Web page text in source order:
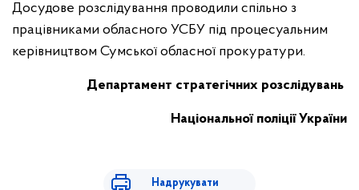
Досудове розслідування проводили спільно з
працівниками обласного УСБУ під процесуальним
керівництвом Сумської обласної прокуратури.
Департамент стратегічних розслідувань
Національної поліції України
Надрукувати